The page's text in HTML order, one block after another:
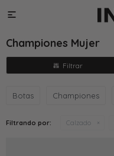

Championes Mujer
Botas Championes
Filtrando por: Calzado